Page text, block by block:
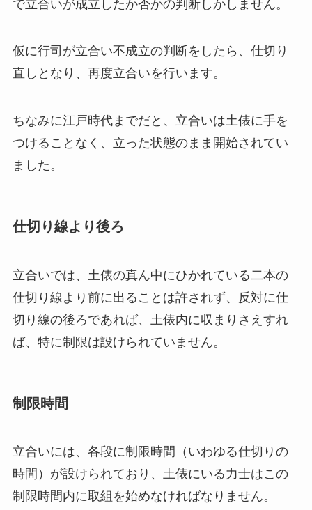
で立合いが成立したか否かの判断しかしません。
仮に行司が立合い不成立の判断をしたら、仕切り
直しとなり、再度立合いを行います。
ちなみに江戸時代までだと、立合いは土俵に手を
つけることなく、立った状態のまま開始されてい
ました。
仕切り線より後ろ
立合いでは、土俵の真ん中にひかれている二本の
仕切り線より前に出ることは許されず、反対に仕
切り線の後ろであれば、土俵内に収まりさえすれ
ば、特に制限は設けられていません。
制限時間
立合いには、各段に制限時間（いわゆる仕切りの
時間）が設けられており、土俵にいる力士はこの
制限時間内に取組を始めなければなりません。